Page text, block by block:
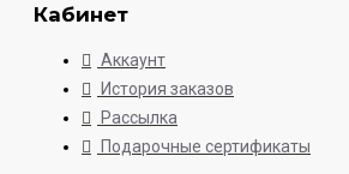
Кабинет
Аккаунт
История заказов
Рассылка
Подарочные сертификаты